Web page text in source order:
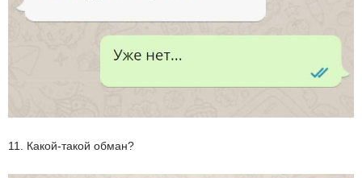
11. Какой-такой обман?